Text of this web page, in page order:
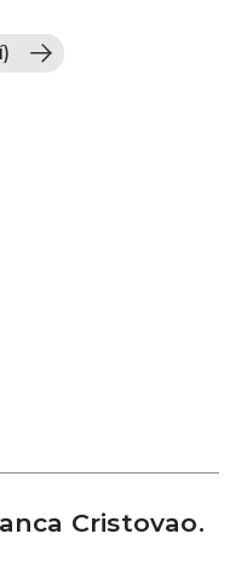
Cristovao.